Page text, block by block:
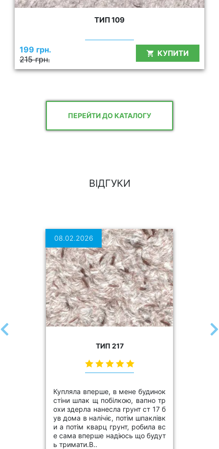
ТИП 109
215 грн.
199 грн. КУПИТИ
ПЕРЕЙТИ ДО КАТАЛОГУ
ВІДГУКИ
08.02.2026
ТИП 217
Купляла вперше, в мене будинок
стіни шлак щ побілкою, вапно тр
охи здерла нанесла грунт ст 17 б
ув дома в налічіє, потім шпаклівк
и а потім кварц грунт, робила вс
е сама вперше надіюсь що будут
ь тримати.В..